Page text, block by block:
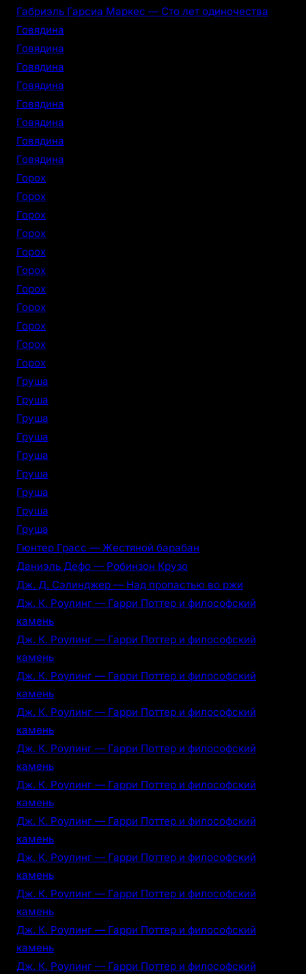
Габриэль Гарсиа Маркес — Сто лет одиночества
Говядина
Говядина
Говядина
Говядина
Говядина
Говядина
Говядина
Говядина
Горох
Горох
Горох
Горох
Горох
Горох
Горох
Горох
Горох
Горох
Горох
Груша
Груша
Груша
Груша
Груша
Груша
Груша
Груша
Груша
Гюнтер Грасс — Жестяной барабан
Даниэль Дефо — Робинзон Крузо
Дж. Д. Сэлинджер — Над пропастью во ржи
Дж. К. Роулинг — Гарри Поттер и философский
камень
Дж. К. Роулинг — Гарри Поттер и философский
камень
Дж. К. Роулинг — Гарри Поттер и философский
камень
Дж. К. Роулинг — Гарри Поттер и философский
камень
Дж. К. Роулинг — Гарри Поттер и философский
камень
Дж. К. Роулинг — Гарри Поттер и философский
камень
Дж. К. Роулинг — Гарри Поттер и философский
камень
Дж. К. Роулинг — Гарри Поттер и философский
камень
Дж. К. Роулинг — Гарри Поттер и философский
камень
Дж. К. Роулинг — Гарри Поттер и философский
камень
Дж. К. Роулинг — Гарри Поттер и философский